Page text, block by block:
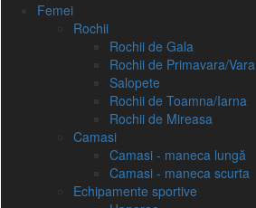
Femei
Rochii
Rochii de Gala
Rochii de Primavara/Vara
Salopete
Rochii de Toamna/Iarna
Rochii de Mireasa
Camasi
Camasi - maneca lungă
Camasi - maneca scurta
Echipamente sportive